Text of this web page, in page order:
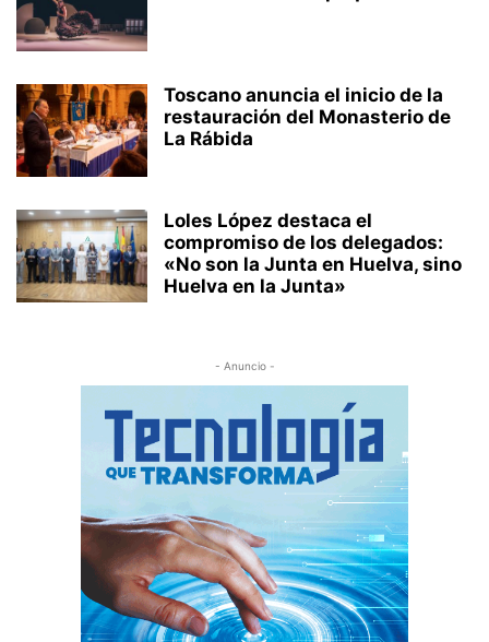
Toscano anuncia el inicio de la
restauración del Monasterio de
La Rábida
Loles López destaca el
compromiso de los delegados:
«No son la Junta en Huelva, sino
Huelva en la Junta»
- Anuncio -